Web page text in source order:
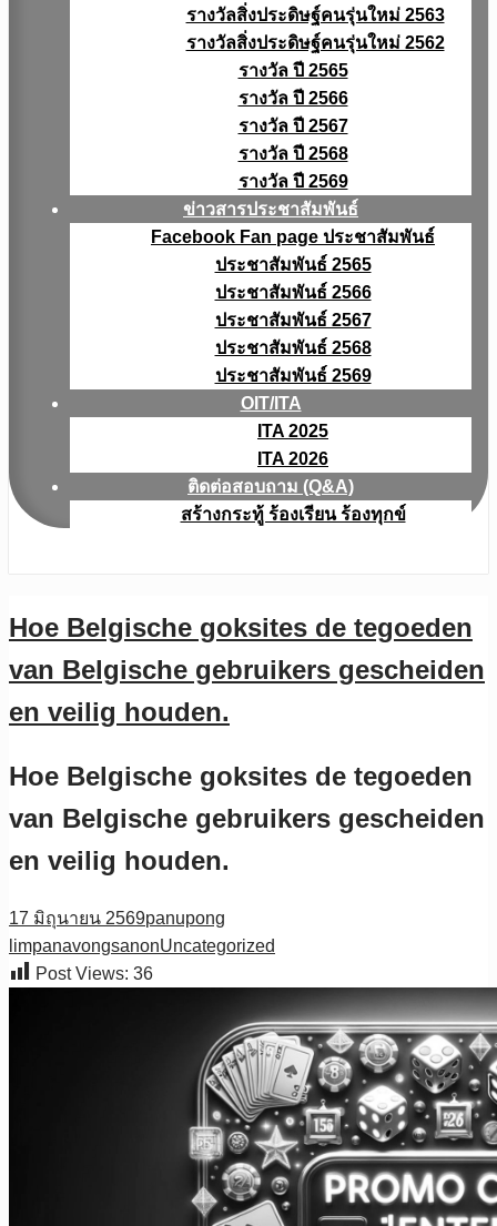
รางวัลสิ่งประดิษฐ์คนรุ่นใหม่ 2563
รางวัลสิ่งประดิษฐ์คนรุ่นใหม่ 2562
รางวัล ปี 2565
รางวัล ปี 2566
รางวัล ปี 2567
รางวัล ปี 2568
รางวัล ปี 2569
ข่าวสารประชาสัมพันธ์
Facebook Fan page ประชาสัมพันธ์
ประชาสัมพันธ์ 2565
ประชาสัมพันธ์ 2566
ประชาสัมพันธ์ 2567
ประชาสัมพันธ์ 2568
ประชาสัมพันธ์ 2569
OIT/ITA
ITA 2025
ITA 2026
ติดต่อสอบถาม (Q&A)
สร้างกระทู้ ร้องเรียน ร้องทุกข์
Hoe Belgische goksites de tegoeden
van Belgische gebruikers gescheiden
en veilig houden.
Hoe Belgische goksites de tegoeden
van Belgische gebruikers gescheiden
en veilig houden.
17 มิถุนายน 2569panupong
limpanavongsanonUncategorized
Post Views: 36